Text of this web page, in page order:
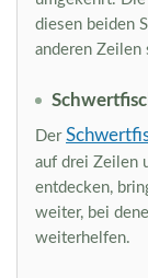
diesen beiden
anderen Zeilen
Der
auf drei Zeilen
entdecken,
weiter, bei
weiterhelfen.